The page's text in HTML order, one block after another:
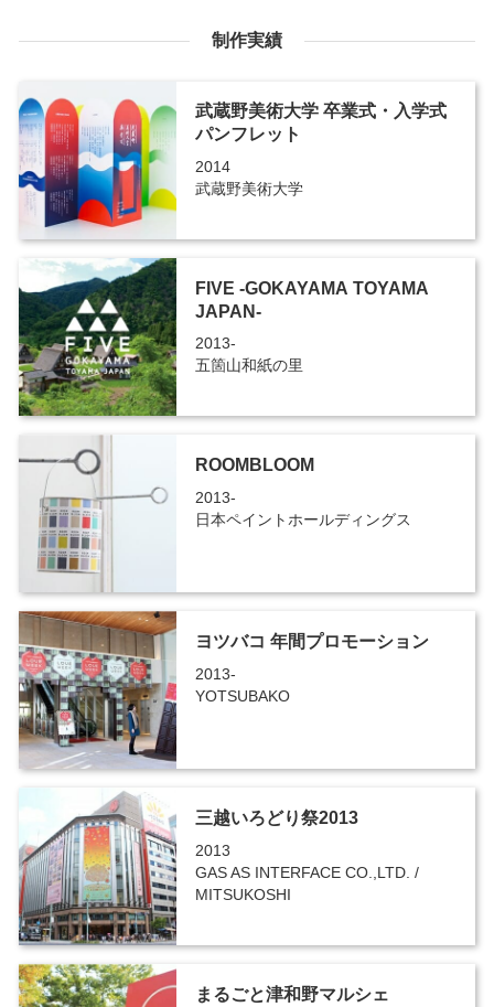
制作実績
武蔵野美術大学 卒業式・入学式
パンフレット
2014
武蔵野美術大学
FIVE -GOKAYAMA TOYAMA
JAPAN-
2013-
五箇山和紙の里
ROOMBLOOM
2013-
日本ペイントホールディングス
ヨツバコ 年間プロモーション
2013-
YOTSUBAKO
三越いろどり祭2013
2013
GAS AS INTERFACE CO.,LTD. /
MITSUKOSHI
まるごと津和野マルシェ